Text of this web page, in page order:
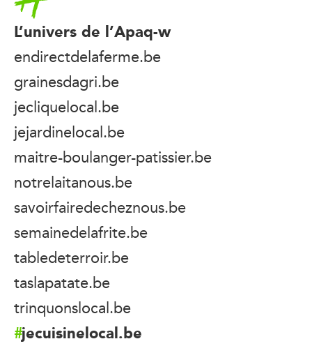
L’univers de l’Apaq-w
endirectdelaferme.be
grainesdagri.be
jecliquelocal.be
jejardinelocal.be
maitre-boulanger-patissier.be
notrelaitanous.be
savoirfairedecheznous.be
semainedelafrite.be
tabledeterroir.be
taslapatate.be
trinquonslocal.be
jecuisinelocal.be